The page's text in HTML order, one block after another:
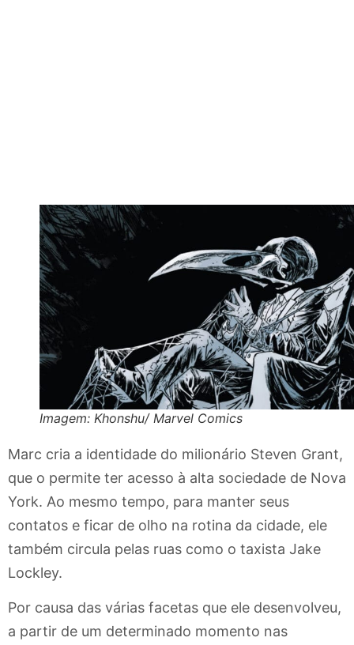
Imagem: Khonshu/ Marvel Comics
Marc cria a identidade do milionário Steven Grant,
que o permite ter acesso à alta sociedade de Nova
York. Ao mesmo tempo, para manter seus
contatos e ficar de olho na rotina da cidade, ele
também circula pelas ruas como o taxista Jake
Lockley.
Por causa das várias facetas que ele desenvolveu,
a partir de um determinado momento nas